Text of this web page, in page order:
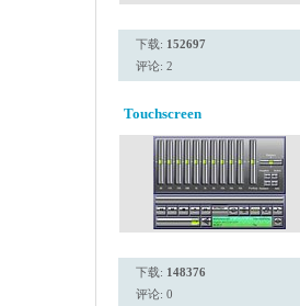
下载: 152697
评论: 2
Touchscreen
下载: 148376
评论: 0